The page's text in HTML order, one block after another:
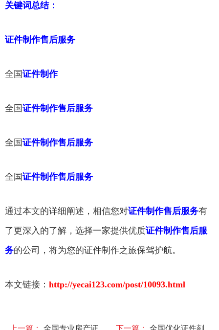
关键词总结：
证件制作售后服务
全国证件制作
全国证件制作售后服务
全国证件制作售后服务
全国证件制作售后服务
通过本文的详细阐述，相信您对证件制作售后服务有
了更深入的了解，选择一家提供优质证件制作售后服
务的公司，将为您的证件制作之旅保驾护航。
本文链接： http://yecai123.com/post/10093.html
上一篇： 全国专业房产证 下一篇： 全国优化证件刻